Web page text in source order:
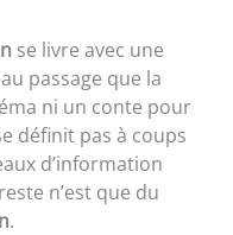
se livre avec une
passage que la
ni un conte pour
définit pas à coups
d’information
n’est que du
.